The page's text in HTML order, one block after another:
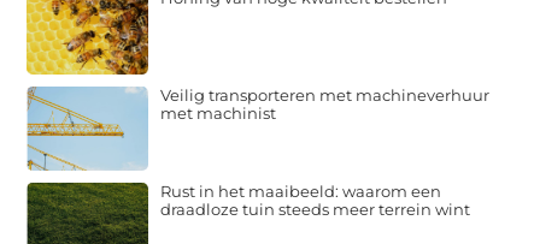
Veilig transporteren met machineverhuur
met machinist
Rust in het maaibeeld: waarom een
draadloze tuin steeds meer terrein wint